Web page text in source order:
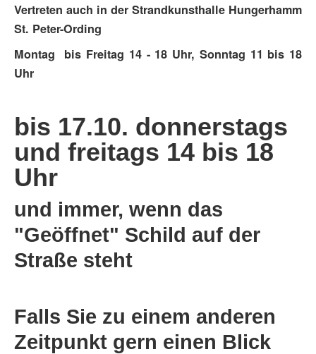
Vertreten auch in der Strandkunsthalle Hungerhamm
St. Peter-Ording
Montag bis Freitag 14 - 18 Uhr, Sonntag 11 bis 18
Uhr
bis 17.10. donnerstags
und freitags 14 bis 18
Uhr
und immer, wenn das
"Geöffnet" Schild auf der
Straße steht
Falls Sie zu einem anderen
Zeitpunkt gern einen Blick